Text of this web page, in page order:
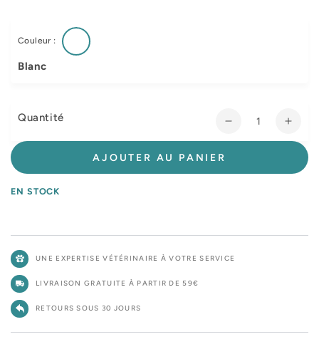
Couleur :
Blanc
Quantité
Réduire
la
de
932
la
de
932
AJOUTER AU PANIER
EN STOCK
UNE EXPERTISE VÉTÉRINAIRE À VOTRE SERVICE
LIVRAISON GRATUITE À PARTIR DE 59€
RETOURS SOUS 30 JOURS